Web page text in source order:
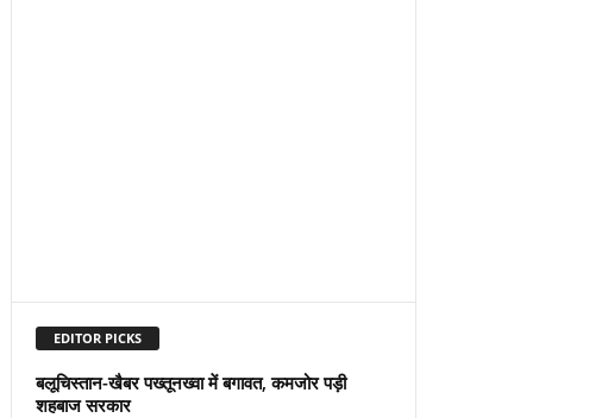
EDITOR PICKS
बलूचिस्तान-खैबर पख्तूनख्वा में बगावत, कमजोर पड़ी
शहबाज सरकार